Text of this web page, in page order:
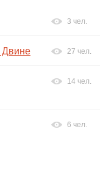
3 чел.
Двине 27 чел.
14 чел.
6 чел.